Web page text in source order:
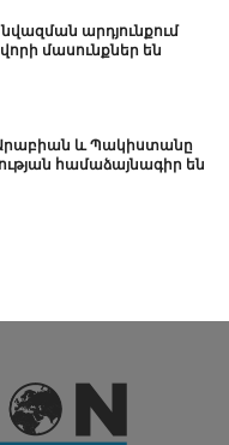
արդյունքում
մասունքներ են
և Պակիստանը
համաձայնագիր են